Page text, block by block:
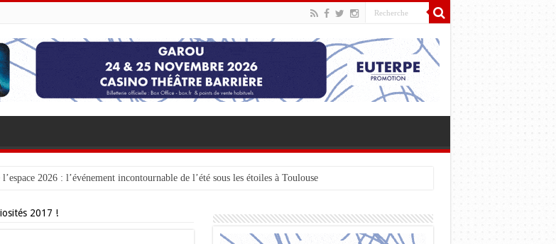
2026 : l’événement incontournable de l’été sous les étoiles à Toulouse
2017 !